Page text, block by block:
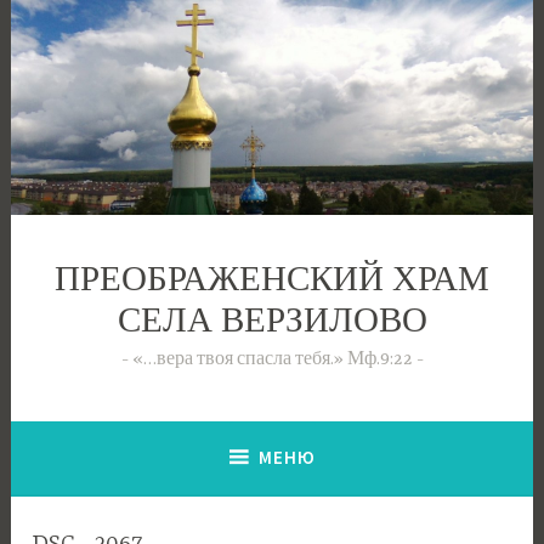
Перейти
к
содержимому
ПРЕОБРАЖЕНСКИЙ ХРАМ
СЕЛА ВЕРЗИЛОВО
«…вера твоя спасла тебя.» Мф.9:22
МЕНЮ